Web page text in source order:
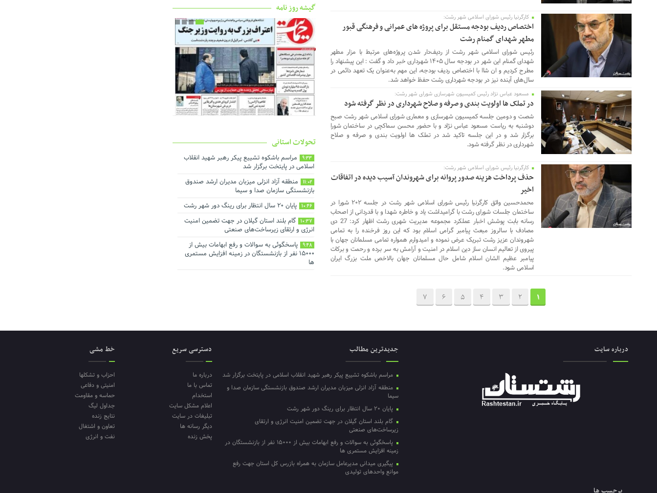
کارگرنیا رئیس شورای اسلامی شهر رشت:
اختصاص ردیف بودجه مستقل برای پروژه های عمرانی و فرهنگی قبور
مطهر شهدای گمنام رشت
رئیس شورای اسلامی شهر رشت از ردیف‌دار شدن پروژه‌های مرتبط با مزار مطهر
شهدای گمنام این شهر در بودجه سال ۱۴۰۵ شهرداری خبر داد و گفت : این پیشنهاد را
مطرح کردیم و ان شاا با اختصاص ردیف بودجه‌، این مهم به‌عنوان یک تعهد دائمی در
سال‌های آینده نیز در بودجه شهرداری رشت حفظ خواهد شد.
21 ژانویه 2026
مسعود عباس نژاد رئیس کمیسیون شهرسازی شورای شهر رشت:
در تملک ها اولویت بندی و صرفه و صلاح شهرداری در نظر گرفته شود
شصت و دومین جلسه کمیسیون شهرسازی و معماری شورای اسلامی شهر رشت صبح
دوشنبه به ریاست مسعود عباس نژاد و با حضور محسن سماکچی در ساختمان شورا
برگزار شد و در این جلسه تاکید شد در تملک ها اولویت بندی و صرفه و صلاح
شهرداری در نظر گرفته شود.
کارگرنیا رئیس شورای اسلامی شهر رشت:
حذف پرداخت هزینه صدور پروانه برای شهروندان آسیب دیده در اتفاقات
اخیر
محمدحسین واثق کارگرنیا رئیس شورای اسلامی شهر رشت در جلسه ۲۰۲ شورا در
ساختمان جلسات شورای رشت با گرامیداشت یاد و خاطره شهدا و با قدردانی از اصحاب
رسانه بابت پوشش اخبار عملکرد مجموعه مدیریت شهری رشت اظهار کرد: 27 دی
مصادف با سالروز مبعث پیامبر گرامی اسلام بود که این روز فرخنده را به تمامی
شهروندان عزیز رشت تبریک عرض نموده و امیدوارم همواره تمامی مسلمانان جهان با
پیروی از تعالیم انسان ساز دین اسلام در امنیت و آرامش به سر برده و رحمت و برکات
پیامبر عظیم الشان اسلام شامل حال مسلمانان جهان بالاخص ملت بزرگ ایران
اسلامی شود.
1
2
3
4
5
6
7
گیشه روز نامه
تحولات استانی
9:33
مراسم باشکوه تشییع پیکر رهبر شهید انقلاب
اسلامی در پایتخت برگزار شد
11:02
منطقه آزاد انزلی میزبان مدیران ارشد صندوق
بازنشستگی سازمان صدا و سیما
10:46 پایان ۲۰ سال انتظار برای رینگ دور شهر رشت
10:37
گام بلند استان گیلان در جهت تضمین امنیت
انرژی و ارتقای زیرساخت‌های صنعتی
9:48
پاسخگوئی به سوالات و رفع ابهامات بیش از
۱۵۰۰۰ نفر از بازنشستگان در زمینه افزایش مستمری
ها
درباره سایت جدیدترین مطالب
مراسم باشکوه تشییع پیکر رهبر شهید انقلاب اسلامی در پایتخت برگزار شد
منطقه آزاد انزلی میزبان مدیران ارشد صندوق بازنشستگی سازمان صدا و
سیما
پایان ۲۰ سال انتظار برای رینگ دور شهر رشت
گام بلند استان گیلان در جهت تضمین امنیت انرژی و ارتقای
زیرساخت‌های صنعتی
پاسخگوئی به سوالات و رفع ابهامات بیش از ۱۵۰۰۰ نفر از بازنشستگان در
زمینه افزایش مستمری ها
پیگیری میدانی مدیرعامل سازمان به همراه بازرس کل استان جهت رفع
موانع واحدهای تولیدی
دسترسی سریع
درباره ما
تماس با ما
استخدام
اعلام مشکل سایت
تبلیغات در سایت
دیگر رسانه ها
پخش زنده
خط مشی
احزاب و تشکلها
امنیتی و دفاعی
حماسه و مقاومت
جداول لیگ
نتایج زنده
تعاون و اشتغال
نفت و انرژی